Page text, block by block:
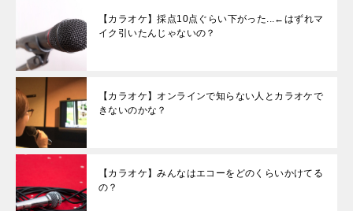
【カラオケ】採点10点ぐらい下がった...←はずれマ
イク引いたんじゃないの？
【カラオケ】オンラインで知らない人とカラオケで
きないのかな？
【カラオケ】みんなはエコーをどのくらいかけてる
の？